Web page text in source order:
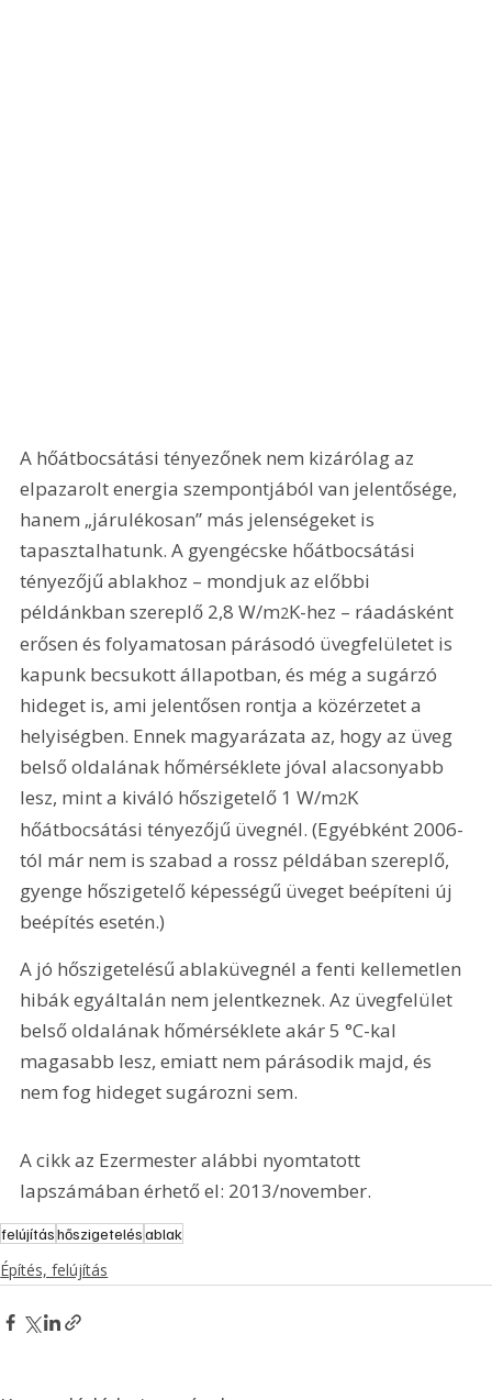
A hőátbocsátási tényezőnek nem kizárólag az
elpazarolt energia szempontjából van jelentősége,
hanem „járulékosan” más jelenségeket is
tapasztalhatunk. A gyengécske hőátbocsátási
tényezőjű ablakhoz – mondjuk az előbbi
példánkban szereplő 2,8 W/m2K-hez – ráadásként
erősen és folyamatosan párásodó üvegfelületet is
kapunk becsukott állapotban, és még a sugárzó
hideget is, ami jelentősen rontja a közérzetet a
helyiségben. Ennek magyarázata az, hogy az üveg
belső oldalának hőmérséklete jóval alacsonyabb
lesz, mint a kiváló hőszigetelő 1 W/m2K
hőátbocsátási tényezőjű üvegnél. (Egyébként 2006-
tól már nem is szabad a rossz példában szereplő,
gyenge hőszigetelő képességű üveget beépíteni új
beépítés esetén.)
A jó hőszigetelésű ablaküvegnél a fenti kellemetlen
hibák egyáltalán nem jelentkeznek. Az üvegfelület
belső oldalának hőmérséklete akár 5 °C-kal
magasabb lesz, emiatt nem párásodik majd, és
nem fog hideget sugározni sem.
A cikk az Ezermester alábbi nyomtatott
lapszámában érhető el: 2013/november.
felújításhőszigetelésablak
Építés, felújítás